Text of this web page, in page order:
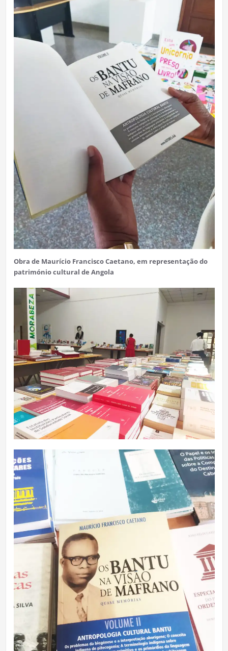
Obra de Maurício Francisco Caetano, em representação do
património cultural de Angola